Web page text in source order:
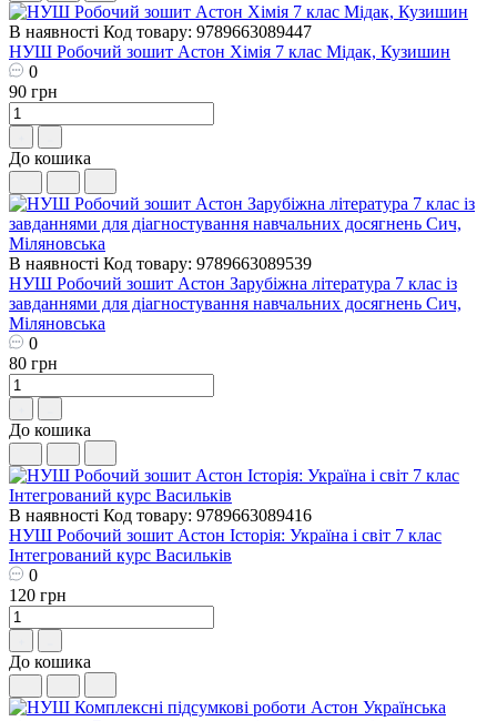
В наявності Код товару: 9789663089447
НУШ ​Робочий зошит Астон Хімія 7 клас Мідак, Кузишин
0
90 грн
До кошика
В наявності Код товару: 9789663089539
НУШ ​Робочий зошит Астон Зарубіжна література 7 клас із
завданнями для діагностування навчальних досягнень Сич,
Міляновська
0
80 грн
До кошика
В наявності Код товару: 9789663089416
НУШ ​Робочий зошит Астон Історія: Україна і світ 7 клас
Інтегрований курс Васильків
0
120 грн
До кошика